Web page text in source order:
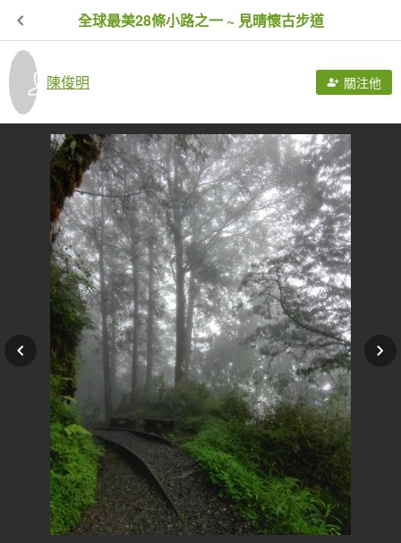
全球最美28條小路之一 ~ 見晴懷古步道
陳俊明 關注他